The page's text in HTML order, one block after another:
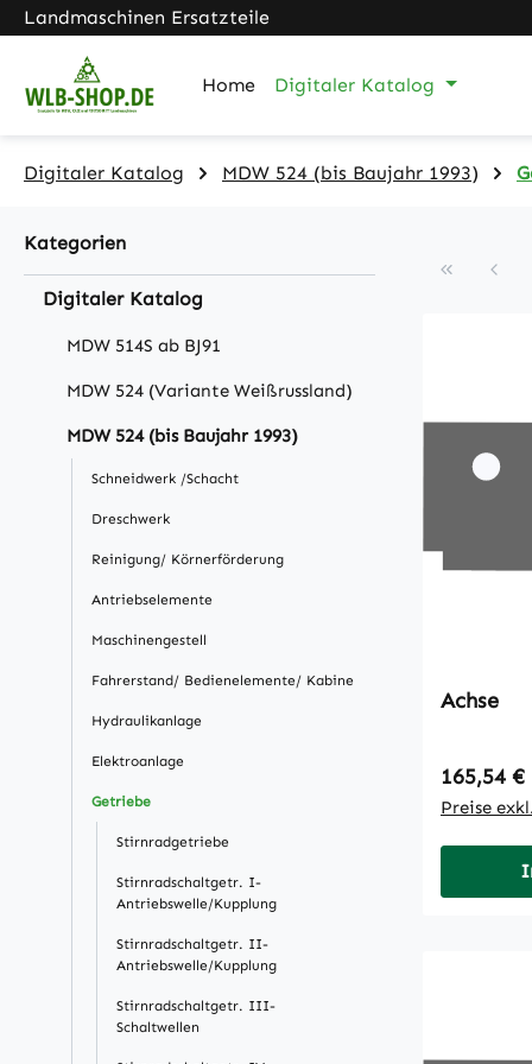
Hauptinhalt springen
Zur Suche springen
Zur Hauptnavigation springen
Landmaschinen Ersatzteile
Home Digitaler Katalog
Digitaler Katalog MDW 524 (bis Baujahr 1993)
Kategorien
Digitaler Katalog
MDW 514S ab BJ91
MDW 524 (Variante Weißrussland)
MDW 524 (bis Baujahr 1993)
Schneidwerk /Schacht
Dreschwerk
Reinigung/ Körnerförderung
Antriebselemente
Maschinengestell
Fahrerstand/ Bedienelemente/ Kabine
Hydraulikanlage
Elektroanlage
Getriebe
Stirnradgetriebe
Stirnradschaltgetr. I-
Antriebswelle/Kupplung
Stirnradschaltgetr. II-
Antriebswelle/Kupplung
Stirnradschaltgetr. III-
Schaltwellen
Achse
165,54 €
Preise